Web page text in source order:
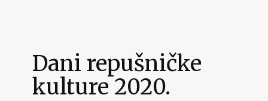
Dani repušničke
kulture 2020.